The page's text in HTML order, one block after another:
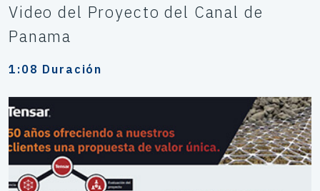
Video del Proyecto del Canal de
Panama
1:08 Duración